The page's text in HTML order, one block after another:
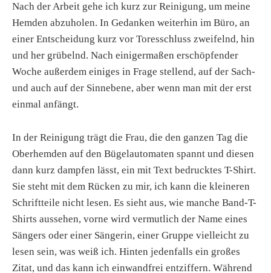
Nach der Arbeit gehe ich kurz zur Reinigung, um meine
Hemden abzuholen. In Gedanken weiterhin im Büro, an
einer Entscheidung kurz vor Toresschluss zweifelnd, hin
und her grübelnd. Nach einigermaßen erschöpfender
Woche außerdem einiges in Frage stellend, auf der Sach-
und auch auf der Sinnebene, aber wenn man mit der erst
einmal anfängt.
In der Reinigung trägt die Frau, die den ganzen Tag die
Oberhemden auf den Bügelautomaten spannt und diesen
dann kurz dampfen lässt, ein mit Text bedrucktes T-Shirt.
Sie steht mit dem Rücken zu mir, ich kann die kleineren
Schriftteile nicht lesen. Es sieht aus, wie manche Band-T-
Shirts aussehen, vorne wird vermutlich der Name eines
Sängers oder einer Sängerin, einer Gruppe vielleicht zu
lesen sein, was weiß ich. Hinten jedenfalls ein großes
Zitat, und das kann ich einwandfrei entziffern. Während